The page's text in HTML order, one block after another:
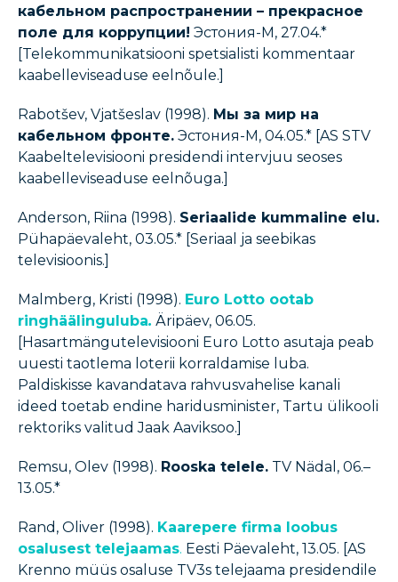
кабельном распространении – прекрасное
поле для коррупции! Эстония-М, 27.04.*
[Telekommunikatsiooni spetsialisti kommentaar
kaabelleviseaduse eelnõule.]
Rabotšev, Vjatšeslav (1998). Мы за мир на
кабельном фронте. Эстония-М, 04.05.* [AS STV
Kaabeltelevisiooni presidendi intervjuu seoses
kaabelleviseaduse eelnõuga.]
Anderson, Riina (1998). Seriaalide kummaline elu.
Pühapäevaleht, 03.05.* [Seriaal ja seebikas
televisioonis.]
Malmberg, Kristi (1998). Euro Lotto ootab
ringhäälinguluba. Äripäev, 06.05.
[Hasartmängutelevisiooni Euro Lotto asutaja peab
uuesti taotlema loterii korraldamise luba.
Paldiskisse kavandatava rahvusvahelise kanali
ideed toetab endine haridusminister, Tartu ülikooli
rektoriks valitud Jaak Aaviksoo.]
Remsu, Olev (1998). Rooska telele. TV Nädal, 06.–
13.05.*
Rand, Oliver (1998). Kaarepere firma loobus
osalusest telejaamas. Eesti Päevaleht, 13.05. [AS
Krenno müüs osaluse TV3s telejaama presidendile